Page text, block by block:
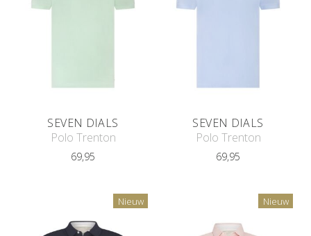
SEVEN DIALS
Polo Trenton
69,95
SEVEN DIALS
Polo Trenton
69,95
Nieuw Nieuw